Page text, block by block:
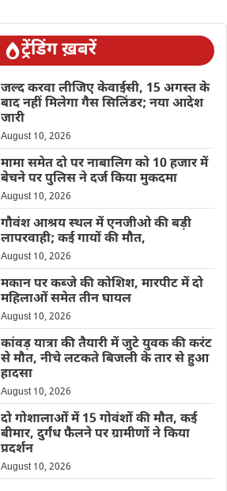
ट्रेंडिंग ख़बरें
जल्द करवा लीजिए केवाईसी, 15 अगस्त के
बाद नहीं मिलेगा गैस सिलिंडर; नया आदेश
जारी
August 10, 2026
मामा समेत दो पर नाबालिग को 10 हजार में
बेचने पर पुलिस ने दर्ज किया मुकदमा
August 10, 2026
गौवंश आश्रय स्थल में एनजीओ की बड़ी
लापरवाही; कई गायों की मौत,
August 10, 2026
मकान पर कब्जे की कोशिश, मारपीट में दो
महिलाओं समेत तीन घायल
August 10, 2026
कांवड़ यात्रा की तैयारी में जुटे युवक की करंट
से मौत, नीचे लटकते बिजली के तार से हुआ
हादसा
August 10, 2026
दो गोशालाओं में 15 गोवंशों की मौत, कई
बीमार, दुर्गंध फैलने पर ग्रामीणों ने किया
प्रदर्शन
August 10, 2026